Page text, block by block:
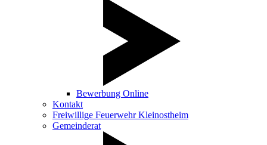
Bewerbung Online
Kontakt
Freiwillige Feuerwehr Kleinostheim
Gemeinderat